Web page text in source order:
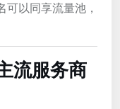
以同享流量池，
流服务商